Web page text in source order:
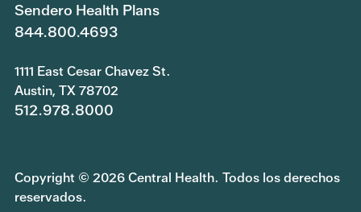
Sendero Health Plans
844.800.4693
1111 East Cesar Chavez St.
Austin, TX 78702
512.978.8000
Copyright © 2026 Central Health. Todos los derechos
reservados.